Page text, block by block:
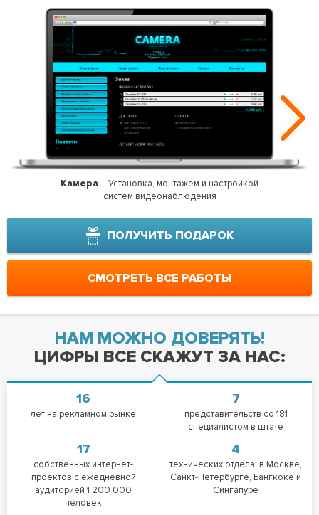
Камера – Установка, монтажем и настройкой
систем видеонаблюдения
ПОЛУЧИТЬ ПОДАРОК
СМОТРЕТЬ ВСЕ РАБОТЫ
НАМ МОЖНО ДОВЕРЯТЬ!
ЦИФРЫ ВСЕ СКАЖУТ ЗА НАС:
16
лет на рекламном рынке
7
представительств со 181
специалистом в штате
17
собственных интернет-
проектов с ежедневной
аудиторией 1 200 000
человек
4
технических отдела: в Москве,
Санкт-Петербурге, Бангкоке и
Сингапуре